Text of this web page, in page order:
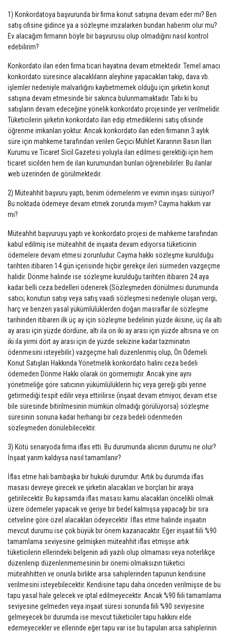
1) Konkordatoya başvurunda bir firma konut satışına devam eder mi? Ben
satış ofisine gidince ya a sözleşme imzalarken bundan haberim olur mu?
Ev alacağım firmanın böyle bir başvurusu olup olmadığını nasıl kontrol
edebilirim?
Konkordato ilan eden firma ticari hayatına devam etmektedir. Temel amacı
konkordato süresince alacaklıların aleyhine yapacakları takip, dava vb.
işlemler nedeniyle malvarlığını kaybetmemek olduğu için şirketin konut
satışına devam etmesinde bir sakınca bulunmamaktadır. Tabi ki bu
satışların devam edeceğine yönelik konkordato projesinde yer verilmelidir.
Tüketicilerin şirketin konkordato ilan edip etmediklerini satış ofisinde
öğrenme imkanları yoktur. Ancak konkordato ilan eden firmanın 3 aylık
süre için mahkeme tarafından verilen Geçici Mühlet Kararının Basın İlan
Kurumu ve Ticaret Sicil Gazetesi yoluyla ilan edilmesi gerektiği için hem
ticaret sicilden hem de ilan kurumundan bunları öğrenebilirler. Bu ilanlar
web üzerinden de görülmektedir.
2) Müteahhit başvuru yaptı, benim ödemelerim ve evimin inşası sürüyor?
Bu noktada ödemeye devam etmek zorunda mıyım? Cayma hakkım var
mı?
Müteahhit başvuruyu yaptı ve konkordato projesi de mahkeme tarafından
kabul edilmiş ise müteahhit de inşaata devam ediyorsa tüketicinin
ödemelere devam etmesi zorunludur. Cayma hakkı sözleşme kurulduğu
tarihten itibaren 14 gün içerisinde hiçbir gerekçe ileri sürmeden vazgeçme
halidir. Dönme halinde ise sözleşme kurulduğu tarihten itibaren 24.aya
kadar belli ceza bedelleri ödenerek (Sözleşmeden dönülmesi durumunda
satıcı; konutun satışı veya satış vaadi sözleşmesi nedeniyle oluşan vergi,
harç ve benzeri yasal yükümlülüklerden doğan masraflar ile sözleşme
tarihinden itibaren ilk üç ay için sözleşme bedelinin yüzde ikisine, üç ila altı
ay arası için yüzde dördüne, altı ila on iki ay arası için yüzde altısına ve on
iki ila yirmi dört ay arası için de yüzde sekizine kadar tazminatın
ödenmesini isteyebilir.) vazgeçme hali düzenlenmiş olup, Ön Ödemeli
Konut Satışları Hakkında Yönetmelik konkordato halini ceza bedeli
ödemeden Dönme Hakkı olarak ön görmemiştir. Ancak yine aynı
yönetmeliğe göre satıcının yükümlülüklerin hiç veya gereği gibi yerine
getirmediği tespit edilir veya ettirilirse (inşaat devam etmiyor, devam etse
bile süresinde bitirilmesinin mümkün olmadığı görülüyorsa) sözleşme
süresinin sonuna kadar herhangi bir ceza bedeli ödenmeden
sözleşmeden dönülebilecektir.
3) Kötü senaryoda firma iflas etti. Bu durumunda alıcının durumu ne olur?
İnşaat yarım kaldıysa nasıl tamamlanır?
İflas etme hali bambaşka bir hukuki durumdur. Artık bu durumda iflas
masası devreye girecek ve şirketin alacakları ve borçları bir araya
getirilecektir. Bu kapsamda iflas masası kamu alacakları öncelikli olmak
üzere ödemeler yapacak ve geriye bir bedel kalmışsa yapacağı bir sıra
cetveline göre özel alacakları ödeyecektir. İflas etme halinde inşaatın
mevcut durumu ise çok büyük bir önem kazanacaktır. Eğer inşaat fiili %90
tamamlama seviyesine gelmişken müteahhit iflas etmişse artık
tüketicilerin ellerindeki belgenin adi yazılı olup olmaması veya noterlikçe
düzenlenip düzenlenmemesinin bir önemi olmaksızın tüketici
müteahhitten ve onunla birlikte arsa sahiplerinden tapunun kendisine
verilmesini isteyebilecektir. Kendisine tapu daha önceden verilmişse de bu
tapu yasal hale gelecek ve iptal edilmeyecektir. Ancak %90 fiili tamamlama
seviyesine gelmeden veya inşaat süresi sonunda fiili %90 seviyesine
gelmeyecek bir durumda ise mevcut tüketiciler tapu hakkını elde
edemeyecekler ve ellerinde eğer tapu var ise bu tapuları arsa sahiplerinin